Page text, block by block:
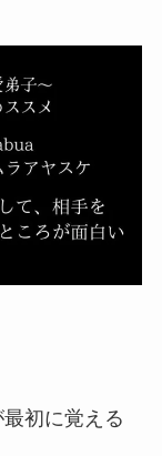
初に覚える